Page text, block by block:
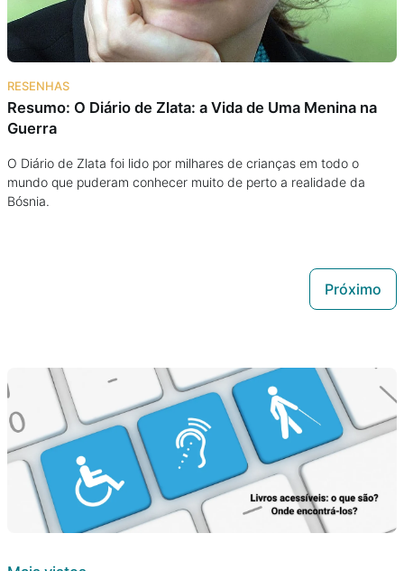
RESENHAS
Resumo: O Diário de Zlata: a Vida de Uma Menina na
Guerra
O Diário de Zlata foi lido por milhares de crianças em todo o
mundo que puderam conhecer muito de perto a realidade da
Bósnia.
Próximo